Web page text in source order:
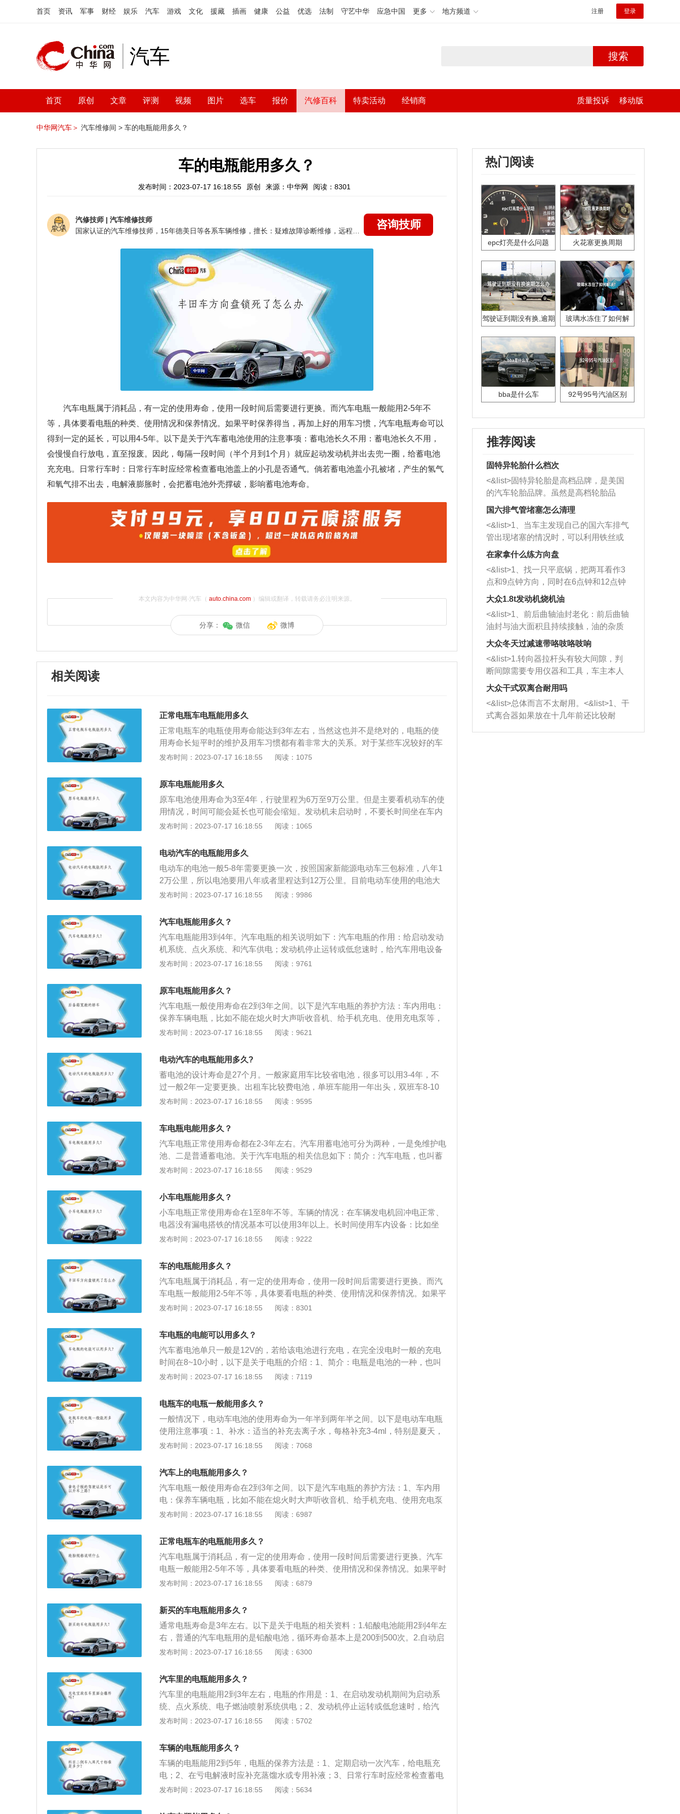
首页 资讯 军事 财经 娱乐 汽车 游戏 文化 援藏 插画 健康 公益 优选 法制 守艺中华 应急中国 更多 地方频道 注册 登录
汽车 搜索
首页 原创 文章 评测 视频 图片 选车 报价 汽修百科 特卖活动 经销商 质量投诉 移动版
中华网汽车＞ 汽车维修间 > 车的电瓶能用多久？
车的电瓶能用多久？
发布时间：2023-07-17 16:18:55 原创 来源：中华网 阅读：8301
汽修技师 | 汽车维修技师
咨询技师
汽车电瓶属于消耗品，有一定的使用寿命，使用一段时间后需要进行更换。而汽车电瓶一般能用2-5年不
等，具体要看电瓶的种类、使用情况和保养情况。如果平时保养得当，再加上好的用车习惯，汽车电瓶寿命可以
得到一定的延长，可以用4-5年。以下是关于汽车蓄电池使用的注意事项：蓄电池长久不用：蓄电池长久不用，
会慢慢自行放电，直至报废。因此，每隔一段时间（半个月到1个月）就应起动发动机并出去兜一圈，给蓄电池
充充电。日常行车时：日常行车时应经常检查蓄电池盖上的小孔是否通气。倘若蓄电池盖小孔被堵，产生的氢气
和氧气排不出去，电解液膨胀时，会把蓄电池外壳撑破，影响蓄电池寿命。
本文内容为中华网·汽车（ auto.china.com）编辑或翻译，转载请务必注明来源。
分享： 微信 微博
相关阅读
正常电瓶车电瓶能用多久
正常电瓶车的电瓶使用寿命能达到3年左右，当然这也并不是绝对的，电瓶的使
用寿命长短平时的维护及用车习惯都有着非常大的关系。对于某些车况较好的车
辆来说，电瓶使用个5、6年都没问题。但是，如果车主的驾驶习惯非常不好的情
1、电瓶每次使用的放电深度越小，那么电瓶的使用寿命就会越长，所以不管电
长时间的放置，那么一定要记得充足电，并且定期给电瓶补充电量，一般一个月
补充个1-2次。3、大电流放电对电瓶车的电瓶有一定的损害，所以驾驶电瓶车在
起步或者是上坡时，尽量用脚蹬辅助加力。
发布时间：2023-07-17 16:18:55 阅读：1075
原车电瓶能用多久
原车电池使用寿命为3至4年，行驶里程为6万至9万公里。但是主要看机动车的使
用情况，时间可能会延长也可能会缩短。发动机未启动时，不要长时间坐在车内
听音乐，不要打开大灯，不要打开空开关，这样会降低电池寿命。冬天，晚上尽
寿命。汽车长时间不用时，可以断开电池负极，这样可以防止电池失电。延长电
不要使用电动车窗等。即使在晚上，也应该等到发动机空转后再打开或使用这些
耗电大户。
发布时间：2023-07-17 16:18:55 阅读：1065
电动汽车的电瓶能用多久
电动车的电池一般5-8年需要更换一次，按照国家新能源电动车三包标准，八年1
2万公里，所以电池要用八年或者里程达到12万公里。目前电动车使用的电池大
部分是锂电池。其优点是温度低，损耗低。锂电池也分为三元锂电池和磷酸铁锂
题是硬伤。三元锂电池的特点是在相同的体积和重量下，能量密度高，容量大，
循环寿命约为1500次(正常工作条件下)，而满充放电的使用寿命约为800次。同
时，在电池利用率大于25%的情况下，电池在正常工作条件下可充电1200次。
发布时间：2023-07-17 16:18:55 阅读：9986
汽车电瓶能用多久？
汽车电瓶能用3到4年。汽车电瓶的相关说明如下：汽车电瓶的作用：给启动发动
机系统、点火系统、和汽车供电；发动机停止运转或低怠速时，给汽车用电设备
供电；缓和点系中的冲击电压，保护汽车上的电子设备。电瓶保养方法：不要过
排气孔避免堵塞；避免电瓶水位过低；长期停车时要一周启动一次车辆为电瓶充
发布时间：2023-07-17 16:18:55 阅读：9761
原车电瓶能用多久？
汽车电瓶一般使用寿命在2到3年之间。以下是汽车电瓶的养护方法：车内用电：
保养车辆电瓶，比如不能在熄火时大声听收音机、给手机充电、使用充电泵等，
这样时间一长容易让电瓶亏电，而电瓶亏电次数多，寿命就大大下降。跑高速长
跑高速一个小时以上，车电瓶基本能充满，电瓶能保持最佳状态。不要长时间的
辆行驶几十公里，以保证电瓶能正常使用。高功率电器连接：现在很多车载电
器，比如车载电冰箱、吸尘器、充气泵等等，瞬时间功率很大，不要用车电瓶直
接供电，应该先将车辆点火，之后再连接用电设备。
发布时间：2023-07-17 16:18:55 阅读：9621
电动汽车的电瓶能用多久?
蓄电池的设计寿命是27个月。一般家庭用车比较省电池，很多可以用3-4年，不
过一般2年一定要更换。出租车比较费电池，单班车能用一年出头，双班车8-10
个月左右。关于汽车电瓶的相关信息如下：汽车电瓶的简介：汽车电瓶，也叫蓄
的电瓶是指铅酸蓄电池。即一种主要由铅及其氧化物制成，电解液是硫酸溶液的
液是硫酸的水溶液。它的主要优点是电压稳定、价格便宜；缺点是比能低（即每
公斤蓄电池存储的电能）、使用寿命短和日常维护频繁。
发布时间：2023-07-17 16:18:55 阅读：9595
车电瓶电能用多久？
汽车电瓶正常使用寿命都在2-3年左右。汽车用蓄电池可分为两种，一是免维护电
池、二是普通蓄电池。关于汽车电瓶的相关信息如下：简介：汽车电瓶，也叫蓄
电池，是电池的一种，它的工作原理就是把化学能转化为电能。通常，人们所说
蓄电池。工作原理：它用填满海绵状铅的铅板作负极，填满二氧化铅的铅板作正
学能又转化为电能。
发布时间：2023-07-17 16:18:55 阅读：9529
小车电瓶能用多久？
小车电瓶正常使用寿命在1至8年不等。车辆的情况：在车辆发电机回冲电正常、
电器没有漏电搭铁的情况基本可以使用3年以上。长时间使用车内设备：比如坐
在车内等人，为了省油不少驾驶者都会选择关掉发动机然后坐在车内用音响听广
用方法是在熄火状态下连续听广播尽量不超过30分钟，同时不建议大家在熄火状
发布时间：2023-07-17 16:18:55 阅读：9222
车的电瓶能用多久？
汽车电瓶属于消耗品，有一定的使用寿命，使用一段时间后需要进行更换。而汽
车电瓶一般能用2-5年不等，具体要看电瓶的种类、使用情况和保养情况。如果平
时保养得当，再加上好的用车习惯，汽车电瓶寿命可以得到一定的延长，可以用
用，会慢慢自行放电，直至报废。因此，每隔一段时间（半个月到1个月）就应
查蓄电池盖上的小孔是否通气。倘若蓄电池盖小孔被堵，产生的氢气和氧气排不
出去，电解液膨胀时，会把蓄电池外壳撑破，影响蓄电池寿命。
发布时间：2023-07-17 16:18:55 阅读：8301
车电瓶的电能可以用多久？
汽车蓄电池单只一般是12V的，若给该电池进行充电，在完全没电时一般的充电
时间在8~10小时，以下是关于电瓶的介绍：1、简介：电瓶是电池的一种，也叫
蓄电池，它的工作原理是把化学能转化为电能。2、构成：通常人们所说的电瓶
池。3、原理：用填满海绵状铅的铅板作负极，填满二氧化铅的铅板作正极，并
发布时间：2023-07-17 16:18:55 阅读：7119
电瓶车的电瓶一般能用多久？
一般情况下，电动车电池的使用寿命为一年半到两年半之间。以下是电动车电瓶
使用注意事项：1、补水：适当的补充去离子水，每格补充3-4ml，特别是夏天，
加好水后一定要记住盖好安全阀。2、充电：电量显示在80%以上时不必充电，
械技术状态良好，轮胎气压足，润滑良好，车闸间隙正常。
发布时间：2023-07-17 16:18:55 阅读：7068
汽车上的电瓶能用多久？
汽车电瓶一般使用寿命在2到3年之间。以下是汽车电瓶的养护方法：1、车内用
电：保养车辆电瓶，比如不能在熄火时大声听收音机、给手机充电、使用充电泵
等，这样时间一长容易让电瓶亏电，而电瓶亏电次数多，寿命就大大下降。2、
电，一般跑高速一个小时以上，车电瓶基本能充满，电瓶能保持最佳状态。3、
星期后发动车辆行驶几十公里，以保证电瓶能正常使用。4、高功率电器连接：
现在很多车载电器，比如车载电冰箱、吸尘器、充气泵等等，瞬时间功率很大，
不要用车电瓶直接供电，应该先将车辆点火，之后再连接用电设备。
发布时间：2023-07-17 16:18:55 阅读：6987
正常电瓶车的电瓶能用多久？
汽车电瓶属于消耗品，有一定的使用寿命，使用一段时间后需要进行更换。汽车
电瓶一般能用2-5年不等，具体要看电瓶的种类、使用情况和保养情况。如果平时
保养得当，再加上好的用车习惯，汽车电瓶寿命可以得到一定的延长，可以用4-5
（铅酸蓄电池），目前大部分车型采用的是免维护电瓶，而大多数日系车则采用
命一般在2年左右，因此两年一换最合理。而免维护电瓶相对耐用点，一般3年左
右一换。2、定期保养：想要延长电瓶的使用寿命，就需要定期保养电瓶，还要
有好的用车习惯。当电解液不足时，会导致电瓶不存电，需要及时加注；在汽车
停放，建议拔掉电瓶负极，将电瓶断电，这样可以避免亏电，最好一星期启动一
次汽车，电瓶会在发动机怠速状态下依靠内部发电机进行充电，这样能够确保电
瓶有足够电量供下次启动使用。
发布时间：2023-07-17 16:18:55 阅读：6879
新买的车电瓶能用多久？
通常电瓶寿命是3年左右。以下是关于电瓶的相关资料：1.铅酸电池能用2到4年左
右，普通的汽车电瓶用的是铅酸电池，循环寿命基本上是200到500次。2.自动启
停专用电瓶寿命在4年到6年，循环寿命400到800次。3.新能源汽车的锂电池寿命
命延长器来防硫化除硫化。5.还需要注意不过度放电、不亏电来防止汽车电瓶正
电瓶充电，可以使汽车电瓶使用寿命最长。
发布时间：2023-07-17 16:18:55 阅读：6300
汽车里的电瓶能用多久？
汽车里的电瓶能用2到3年左右，电瓶的作用是：1、在启动发动机期间为启动系
统、点火系统、电子燃油喷射系统供电；2、发动机停止运转或低怠速时，给汽
车用电设备供电；3、能将发电机多余的电能存储起来。汽车电瓶保养的方法
少使用车内的用电器；3、汽车电瓶有使用寿命，定期更换电瓶；4、车辆长时间
不使用时，需要定期的启动汽车。
发布时间：2023-07-17 16:18:55 阅读：5702
车辆的电瓶能用多久？
车辆的电瓶能用2到5年，电瓶的保养方法是：1、定期启动一次汽车，给电瓶充
电；2、在亏电解液时应补充蒸馏水或专用补液；3、日常行车时应经常检查蓄电
池盖上的小孔是否通气；4、检查电池的正、负级有无被氧化的情况；5、检查电
项：1、应直接连接电瓶充电，避免拆下电瓶，否则会有数据丢失；2、电瓶电压
发布时间：2023-07-17 16:18:55 阅读：5634
热门阅读
epc灯亮是什么问题 火花塞更换周期
驾驶证到期没有换,逾期
玻璃水冻住了如何解
bba是什么车 92号95号汽油区别
推荐阅读
固特异轮胎什么档次
<&list>固特异轮胎是高档品牌，是美国
的汽车轮胎品牌。虽然是高档轮胎品
牌，但是中高低端的轮胎都有生产，这
也是为了更好的开拓市场。
国六排气管堵塞怎么清理
<&list>1、当车主发现自己的国六车排气
管出现堵塞的情况时，可以利用铁丝或
者是细棍，直接将杂物给取出来，如果
堵塞情况比较严重，也可以采取应急措
施。 <&list>2、直接利用木棍将所有的
杂物推到排气管里面的位置处，然后将
三元催化器拆解开，就可以将堵塞的东
西取出来。但如果是因为积碳过多引起
的堵塞，就需要将三元催化器泡在草酸
洗剂对堵塞的情况得到解决，将清洗剂
放在燃油箱中，与燃油混合后，车辆启
动时，就可以和汽油一起进入到燃烧
室，最后形成废气排出，就可以让三元
催化器得到清洗，排气管堵塞的情况就
能够得到解决。
在家拿什么练方向盘
<&list>1、找一只平底锅，把两耳看作3
点和9点钟方向，同时在6点钟和12点钟
方向做一个标记。 <&list>2、双手握住
一圈半的练习，往右同样也要打相同的
圈数。 <&list>3、最后强调要反复练
习，这样就可以形成肌肉记忆，在真实
驾驶车辆时，不需要记忆也能打好方
向。
大众1.8t发动机烧机油
<&list>1、前后曲轴油封老化：前后曲轴
油封与油大面积且持续接触，油的杂质
和发动机内持续温度变化使其密封效果
逐渐减弱，导致渗油或漏油。<&list>2、
活塞间隙过大：积碳会使活塞环与缸体
的间隙扩大，导致机油流入燃烧室中，
造成烧机油。<&list>3、机油粘度。使用
机油粘度过小的话，同样会有烧机油现
象，机油粘度过小具有很好的流动性，
大众冬天过减速带咯吱咯吱响
<&list>1.转向器拉杆头有较大间隙，判
断间隙需要专用仪器和工具，车主本人
无法制作，需要将车辆送到修理厂或4s
店；<&list>2.车辆半轴套管防尘罩破
裂，破裂后会出现漏油现象，使半轴磨
损严重，磨损的半轴容易损坏，产生异
响；<&list>3.稳定器的转向胶套和球头
大众干式双离合耐用吗
<&list>总体而言不太耐用。<&list>1、干
式离合器如果放在十几年前还比较耐